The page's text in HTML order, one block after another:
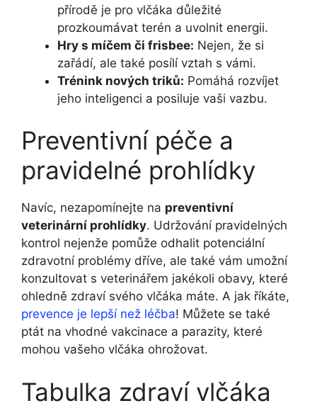
přírodě je pro vlčáka důležité
prozkoumávat terén a uvolnit energii.
Hry s míčem či frisbee: Nejen, že si
zařádí, ale také posílí vztah s vámi.
Trénink nových triků: Pomáhá rozvíjet
jeho inteligenci a posiluje vaši vazbu.
Preventivní péče a
pravidelné prohlídky
Navíc, nezapomínejte na preventivní
veterinární prohlídky. Udržování pravidelných
kontrol nejenže pomůže odhalit potenciální
zdravotní problémy dříve, ale také vám umožní
konzultovat s veterinářem jakékoli obavy, které
ohledně zdraví svého vlčáka máte. A jak říkáte,
prevence je lepší než léčba! Můžete se také
ptát na vhodné vakcinace a parazity, které
mohou vašeho vlčáka ohrožovat.
Tabulka zdraví vlčáka